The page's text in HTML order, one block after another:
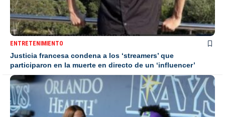
ENTRETENIMIENTO
Justicia francesa condena a los ‘streamers’ que
participaron en la muerte en directo de un ‘influencer’